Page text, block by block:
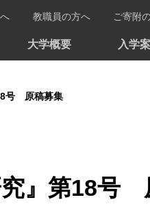
大学概要 入学
教職員の方へ ご寄附
号 原稿募集
究』第18号